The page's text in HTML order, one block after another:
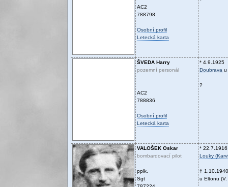
AC2
788798
Osobní profil
Letecká karta
ŠVEDA Harry
pozemní personál
AC2
788836
Osobní profil
Letecká karta
* 4.9.1925
Doubrava u
?
VALOŠEK Oskar
bombardovací pilot
pplk.
Sgt
* 22.7.1916
Louky
† 1.10.1940
u Eltonu